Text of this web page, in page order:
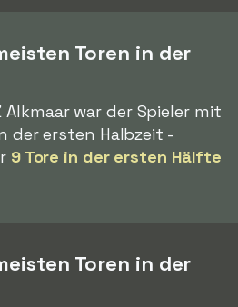
Toren in der
Alkmaar war der Spieler mit
der ersten Halbzeit -
9 Tore in der ersten Hälfte
Toren in der